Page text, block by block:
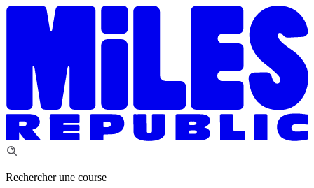
Rechercher une course